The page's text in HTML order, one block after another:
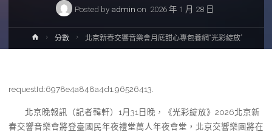
Posted by admin on 2026 年 1 月 28 日
Home分數 北京新春交響音樂會月底甜心專包養網“光彩綻放”
requestId:6978e4a848a4d1.96526413.
北京晚報訊（記者韓軒）1月31日晚，《光彩綻放》2026北京新
春交響音樂會將登臺國民年夜禮堂萬人年夜會堂，北京交響樂團將在